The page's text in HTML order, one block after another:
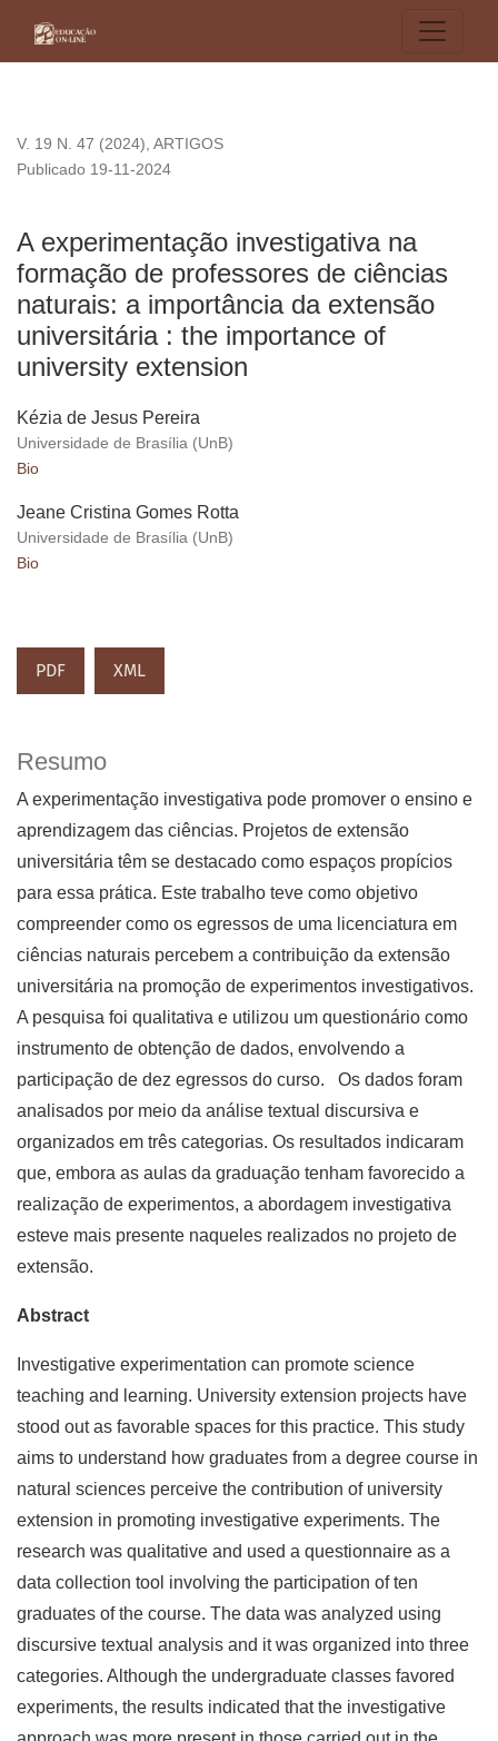
V. 19 N. 47 (2024), ARTIGOS
A experimentação investigativa na
formação de professores de ciências
naturais: a importância da extensão
universitária : the importance of
university extension
Publicado 19-11-2024
Kézia de Jesus Pereira
Universidade de Brasília (UnB)
Bio
Jeane Cristina Gomes Rotta
Universidade de Brasília (UnB)
Bio
PDF XML
Resumo
A experimentação investigativa pode promover o ensino e
aprendizagem das ciências. Projetos de extensão
universitária têm se destacado como espaços propícios
para essa prática. Este trabalho teve como objetivo
compreender como os egressos de uma licenciatura em
ciências naturais percebem a contribuição da extensão
universitária na promoção de experimentos investigativos.
A pesquisa foi qualitativa e utilizou um questionário como
instrumento de obtenção de dados, envolvendo a
participação de dez egressos do curso. Os dados foram
analisados por meio da análise textual discursiva e
organizados em três categorias. Os resultados indicaram
que, embora as aulas da graduação tenham favorecido a
realização de experimentos, a abordagem investigativa
esteve mais presente naqueles realizados no projeto de
extensão.
Abstract
Investigative experimentation can promote science
teaching and learning. University extension projects have
stood out as favorable spaces for this practice. This study
aims to understand how graduates from a degree course in
natural sciences perceive the contribution of university
extension in promoting investigative experiments. The
research was qualitative and used a questionnaire as a
data collection tool involving the participation of ten
graduates of the course. The data was analyzed using
discursive textual analysis and it was organized into three
categories. Although the undergraduate classes favored
experiments, the results indicated that the investigative